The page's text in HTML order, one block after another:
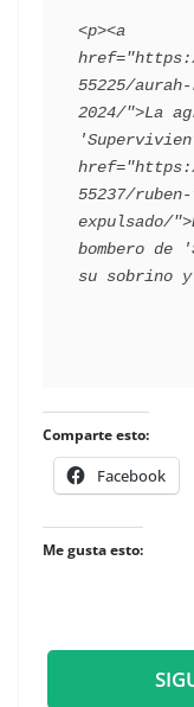
<p><a
55225/
2024/">La
55237/
expulsado/
bombero
Comparte esto:
Facebook
Me gusta esto: